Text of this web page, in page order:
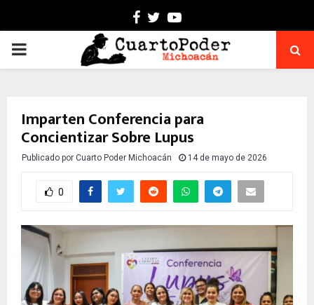
Facebook
TwitterYoutube
PRIMARY
Imparten Conferencia para
Concientizar Sobre Lupus
Publicado por Cuarto Poder Michoacán 14 de mayo de 2026
0